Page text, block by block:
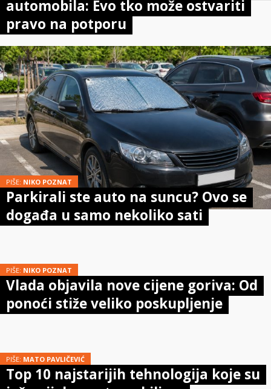
automobila: Evo tko može ostvariti
pravo na potporu
PIŠE: NIKO POZNAT
Parkirali ste auto na suncu? Ovo se
događa u samo nekoliko sati
PIŠE: NIKO POZNAT
Vlada objavila nove cijene goriva: Od
ponoći stiže veliko poskupljenje
PIŠE: MATO PAVLIČEVIĆ
Top 10 najstarijih tehnologija koje su